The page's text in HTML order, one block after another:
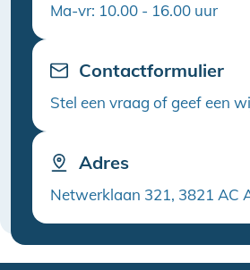
Ma-vr: 10.00 - 16.00 uur
Contactformulier
Stel een vraag of geef een
Adres
Netwerklaan 321, 3821 AC